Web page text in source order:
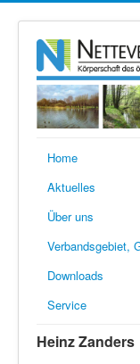
Home
Aktuelles
Über uns
Verbandsgebiet,
Downloads
Service
Heinz Zanders